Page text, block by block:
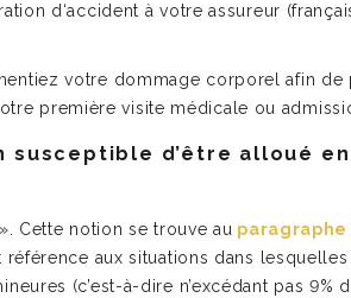
d‘accident à votre assureur
votre dommage corporel afin
première visite médicale ou
susceptible d’être alloué
». Cette notion se trouve au paragraphe
aux situations dans
(c’est-à-dire n’excédant pas